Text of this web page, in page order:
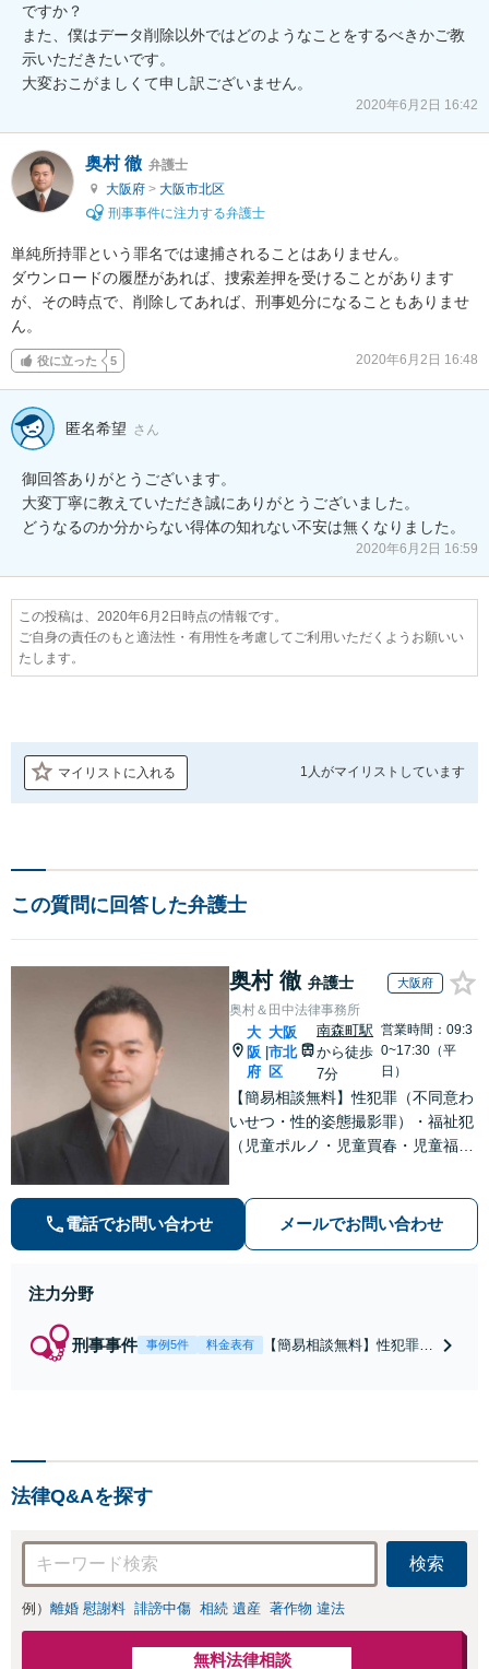
ですか？
また、僕はデータ削除以外ではどのようなことをするべきかご教
示いただきたいです。
大変おこがましくて申し訳ございません。
2020年6月2日 16:42
奥村 徹 弁護士
大阪府 > 大阪市北区
刑事事件に注力する弁護士
単純所持罪という罪名では逮捕されることはありません。
ダウンロードの履歴があれば、捜索差押を受けることがあります
が、その時点で、削除してあれば、刑事処分になることもありませ
ん。
役に立った 5 2020年6月2日 16:48
匿名希望 さん
御回答ありがとうございます。
大変丁寧に教えていただき誠にありがとうございました。
どうなるのか分からない得体の知れない不安は無くなりました。
2020年6月2日 16:59
この投稿は、2020年6月2日時点の情報です。
ご自身の責任のもと適法性・有用性を考慮してご利用いただくようお願いい
たします。
マイリストに入れる 1人がマイリストしています
この質問に回答した弁護士
奥村 徹 弁護士 大阪府
奥村＆田中法律事務所
大
阪
府
大阪
市北
区
南森町駅
から徒歩
7分
営業時間：09:3
0~17:30（平
日）
【簡易相談無料】性犯罪（不同意わ
いせつ・性的姿態撮影罪）・福祉犯
（児童ポルノ・児童買春・児童福祉
等）に非常に詳しい弁護士です
電話でお問い合わせ メールでお問い合わせ
注力分野
刑事事件 事例5件 料金表有
【簡易相談無料】性犯罪
法律Q&Aを探す
検索
例） 離婚 慰謝料 誹謗中傷 相続 遺産 著作物 違法
無料法律相談